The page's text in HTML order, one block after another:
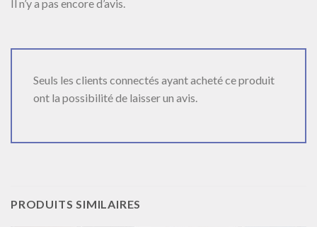
Il n’y a pas encore d’avis.
Seuls les clients connectés ayant acheté ce produit
ont la possibilité de laisser un avis.
PRODUITS SIMILAIRES